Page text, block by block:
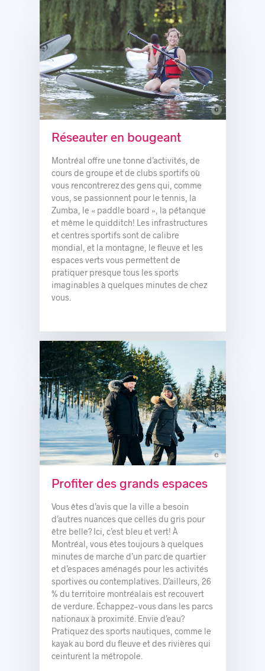
c
Réseauter en bougeant
Montréal offre une tonne d’activités, de
cours de groupe et de clubs sportifs où
vous rencontrerez des gens qui, comme
vous, se passionnent pour le tennis, la
Zumba, le « paddle board », la pétanque
et même le quidditch! Les infrastructures
et centres sportifs sont de calibre
mondial, et la montagne, le fleuve et les
espaces verts vous permettent de
pratiquer presque tous les sports
imaginables à quelques minutes de chez
vous.
c
Profiter des grands espaces
Vous êtes d’avis que la ville a besoin
d’autres nuances que celles du gris pour
être belle? Ici, c’est bleu et vert! À
Montréal, vous êtes toujours à quelques
minutes de marche d’un parc de quartier
et d’espaces aménagés pour les activités
sportives ou contemplatives. D’ailleurs, 26
% du territoire montréalais est recouvert
de verdure. Échappez-vous dans les parcs
nationaux à proximité. Envie d’eau?
Pratiquez des sports nautiques, comme le
kayak au bord du fleuve et des rivières qui
ceinturent la métropole.